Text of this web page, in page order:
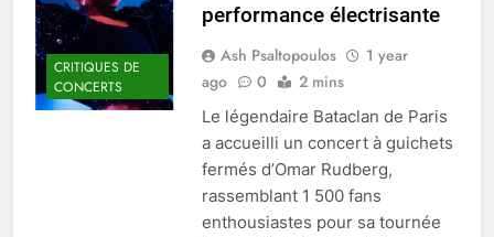
CRITIQUES DE
CONCERTS
performance électrisante
Ash Psaltopoulos
1 year
ago
0 2 mins
Le légendaire Bataclan de Paris
a accueilli un concert à guichets
fermés d’Omar Rudberg,
rassemblant 1 500 fans
enthousiastes pour sa tournée